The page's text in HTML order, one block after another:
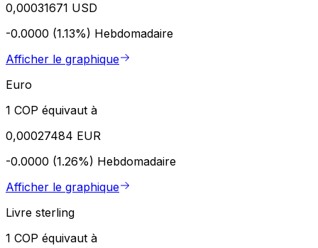
0,00031671 USD
-0.0000 (1.13%) Hebdomadaire
Afficher le graphique
Euro
1 COP équivaut à
0,00027484 EUR
-0.0000 (1.26%) Hebdomadaire
Afficher le graphique
Livre sterling
1 COP équivaut à